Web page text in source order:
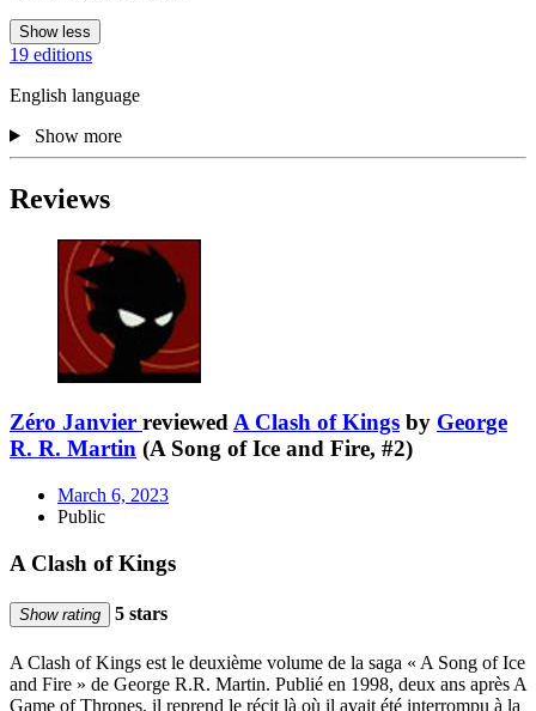
Show less
19 editions
English language
Show more
Reviews
Zéro Janvier reviewedA Clash of Kings by George
R. R. Martin (A Song of Ice and Fire, #2)
March 6, 2023
Public
A Clash of Kings
Show rating 5 stars
A Clash of Kings est le deuxième volume de la saga « A Song of Ice
and Fire » de George R.R. Martin. Publié en 1998, deux ans après A
Game of Thrones, il reprend le récit là où il avait été interrompu à la